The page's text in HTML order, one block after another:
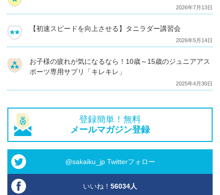
2026年7月13日
【初速スピードを向上させる】タニラダー講習会
2026年5月14日
お子様の疲れが気になるなら！10歳～15歳のジュニアアス
ポーツ専用サプリ「キレキレ」
2025年4月30日
登録簡単！無料
メールマガジン登録
@sakaiku_jp Twitterフォロー
いいね！ 56034人